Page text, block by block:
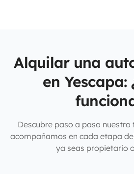
Alquilar una
en Yescapa:
Descubre paso a paso nuestro
acompañamos en cada etapa
ya seas propietario